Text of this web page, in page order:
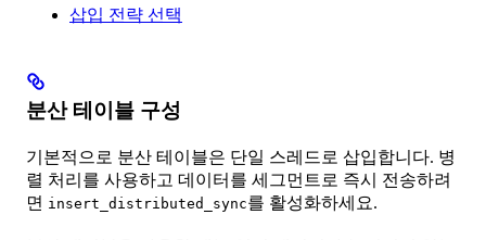
삽입 전략 선택
분산 테이블 구성
기본적으로 분산 테이블은 단일 스레드로 삽입합니다. 병
렬 처리를 사용하고 데이터를 세그먼트로 즉시 전송하려
면 insert_distributed_sync를 활성화하세요.